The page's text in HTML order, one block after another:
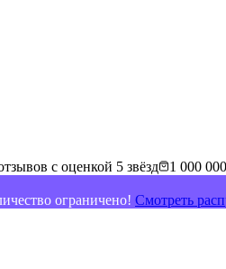
с оценкой 5 звёзд 1 000
ограничено! Смотреть